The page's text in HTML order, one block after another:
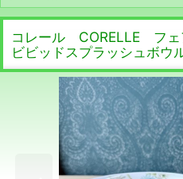
コレール CORELLE フェ
ビビッドスプラッシュボ